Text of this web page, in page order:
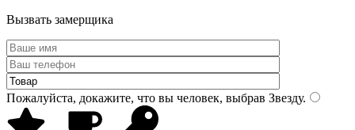
Вызвать замерщика
Пожалуйста, докажите, что вы человек, выбрав Звезду.